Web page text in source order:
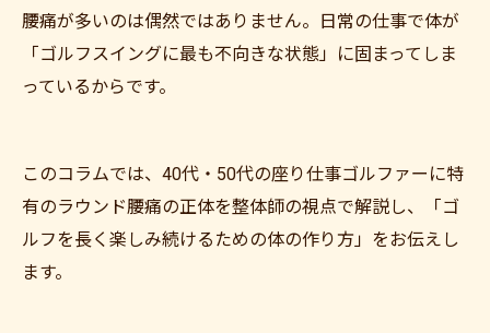
腰痛が多いのは偶然ではありません。日常の仕事で体が
「ゴルフスイングに最も不向きな状態」に固まってしま
っているからです。
このコラムでは、40代・50代の座り仕事ゴルファーに特
有のラウンド腰痛の正体を整体師の視点で解説し、「ゴ
ルフを長く楽しみ続けるための体の作り方」をお伝えし
ます。